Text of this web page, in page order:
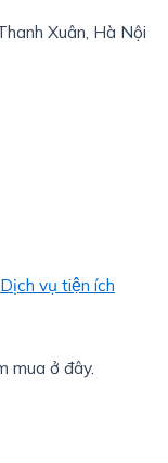
Xuân, Hà Nội
Dịch vụ tiện ích
mua ở đây.